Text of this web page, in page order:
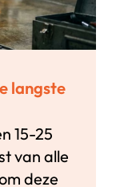
langste
15-25
van alle
deze